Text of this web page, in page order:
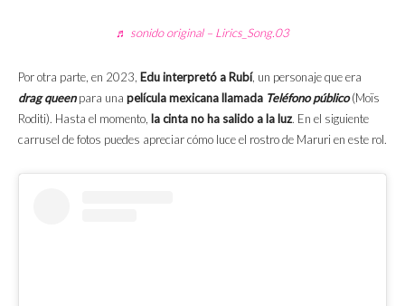
♬ sonido original – Lirics_Song.03
Por otra parte, en 2023, Edu interpretó a Rubí, un personaje que era
drag queen para una película mexicana llamada Teléfono público(Moïs
Roditi). Hasta el momento, la cinta no ha salido a la luz. En el siguiente
carrusel de fotos puedes apreciar cómo luce el rostro de Maruri en este rol.